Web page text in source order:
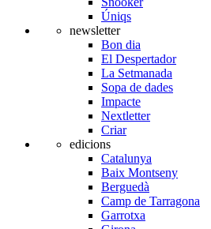
Úniqs
newsletter
Bon dia
El Despertador
La Setmanada
Sopa de dades
Impacte
Nextletter
Criar
edicions
Catalunya
Baix Montseny
Berguedà
Camp de Tarragona
Garrotxa